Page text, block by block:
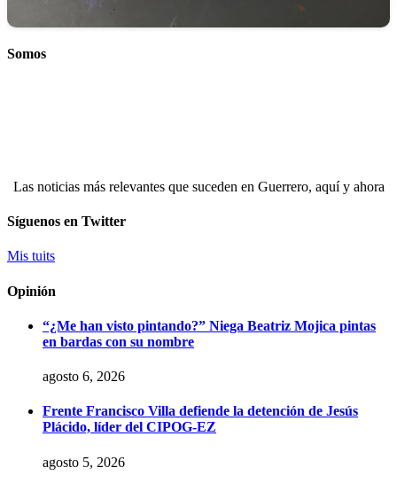
Somos
Las noticias más relevantes que suceden en Guerrero, aquí y ahora
Síguenos en Twitter
Mis tuits
Opinión
“¿Me han visto pintando?” Niega Beatriz Mojica pintas
en bardas con su nombre
agosto 6, 2026
Frente Francisco Villa defiende la detención de Jesús
Plácido, líder del CIPOG-EZ
agosto 5, 2026